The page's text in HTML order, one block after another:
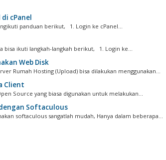
cPanel
panduan berikut, 1. Login ke cPanel...
bisa ikuti langkah-langkah berikut, 1. Login ke...
Web Disk
Rumah Hosting (Upload) bisa dilakukan menggunakan...
Client
Source yang biasa digunakan untuk melakukan...
Softaculous
softaculous sangatlah mudah, Hanya dalam beberapa...